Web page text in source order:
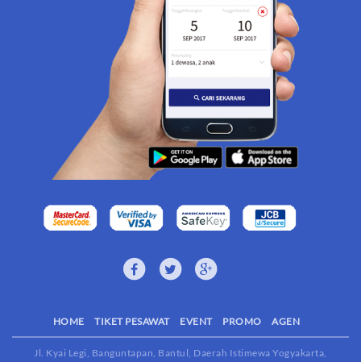
HOME TIKET PESAWAT EVENT PROMO AGEN
Jl. Kyai Legi, Banguntapan, Bantul, Daerah Istimewa Yogyakarta,